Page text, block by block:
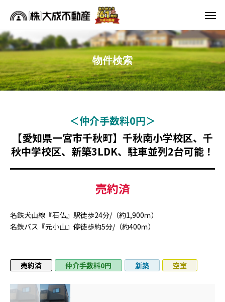
物件検索
仲介手数料0円
【愛知県一宮市千秋町】千秋南小学校区、千
秋中学校区、新築3LDK、駐車並列2台可能！
売約済
名鉄犬山線『石仏』駅徒歩24分/（約1,900ｍ）
名鉄バス『元小山』停徒歩約5分/（約400ｍ）
売約済 仲介手数料0円 新築 空室